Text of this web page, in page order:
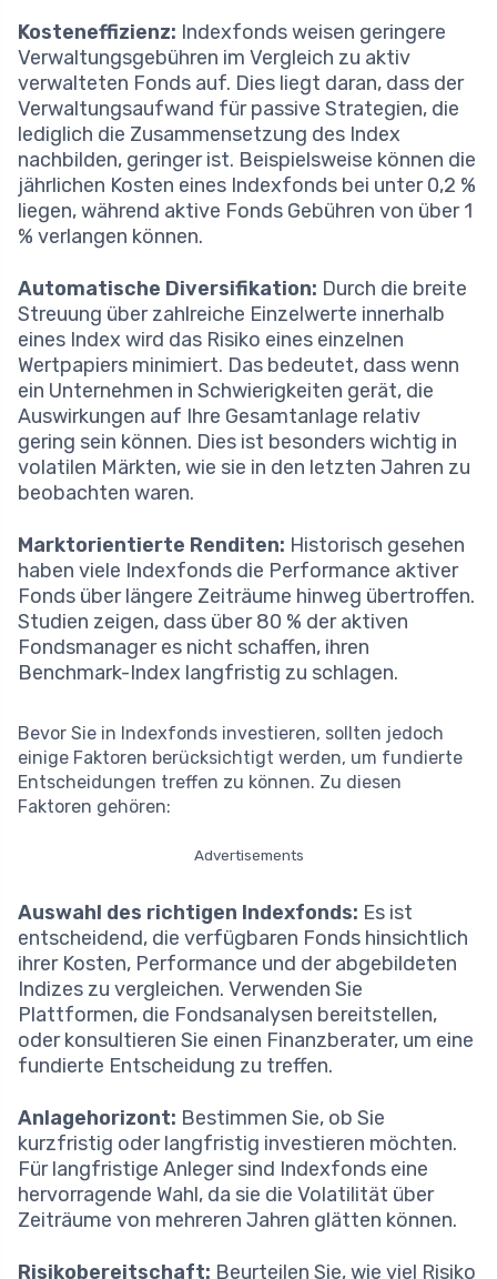
Kosteneffizienz: Indexfonds weisen geringere
Verwaltungsgebühren im Vergleich zu aktiv
verwalteten Fonds auf. Dies liegt daran, dass der
Verwaltungsaufwand für passive Strategien, die
lediglich die Zusammensetzung des Index
nachbilden, geringer ist. Beispielsweise können die
jährlichen Kosten eines Indexfonds bei unter 0,2 %
liegen, während aktive Fonds Gebühren von über 1
% verlangen können.
Automatische Diversifikation: Durch die breite
Streuung über zahlreiche Einzelwerte innerhalb
eines Index wird das Risiko eines einzelnen
Wertpapiers minimiert. Das bedeutet, dass wenn
ein Unternehmen in Schwierigkeiten gerät, die
Auswirkungen auf Ihre Gesamtanlage relativ
gering sein können. Dies ist besonders wichtig in
volatilen Märkten, wie sie in den letzten Jahren zu
beobachten waren.
Marktorientierte Renditen: Historisch gesehen
haben viele Indexfonds die Performance aktiver
Fonds über längere Zeiträume hinweg übertroffen.
Studien zeigen, dass über 80 % der aktiven
Fondsmanager es nicht schaffen, ihren
Benchmark-Index langfristig zu schlagen.
Bevor Sie in Indexfonds investieren, sollten jedoch
einige Faktoren berücksichtigt werden, um fundierte
Entscheidungen treffen zu können. Zu diesen
Faktoren gehören:
Advertisements
Auswahl des richtigen Indexfonds: Es ist
entscheidend, die verfügbaren Fonds hinsichtlich
ihrer Kosten, Performance und der abgebildeten
Indizes zu vergleichen. Verwenden Sie
Plattformen, die Fondsanalysen bereitstellen,
oder konsultieren Sie einen Finanzberater, um eine
fundierte Entscheidung zu treffen.
Anlagehorizont: Bestimmen Sie, ob Sie
kurzfristig oder langfristig investieren möchten.
Für langfristige Anleger sind Indexfonds eine
hervorragende Wahl, da sie die Volatilität über
Zeiträume von mehreren Jahren glätten können.
Risikobereitschaft: Beurteilen Sie, wie viel Risiko